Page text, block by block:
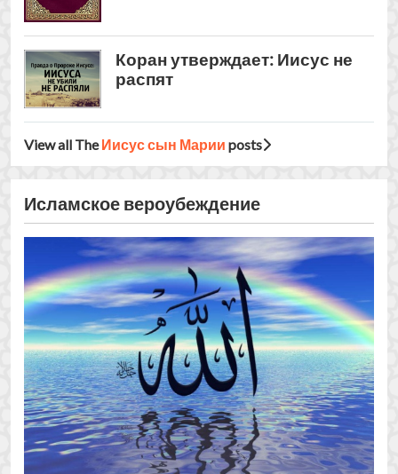
Всем распоряжается только Аллах
(часть 2)
Религия – это то, что утвердилось в сердце, и что
подтверждают дела. ...